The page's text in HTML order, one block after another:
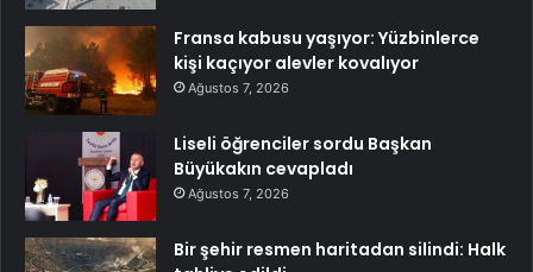
Fransa kabusu yaşıyor: Yüzbinlerce
kişi kaçıyor alevler kovalıyor
Ağustos 7, 2026
Liseli öğrenciler sordu Başkan
Büyükakın cevapladı
Ağustos 7, 2026
Bir şehir resmen haritadan silindi: Halk